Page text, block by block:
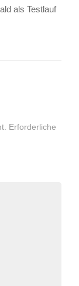
als Testlauf
Erforderliche